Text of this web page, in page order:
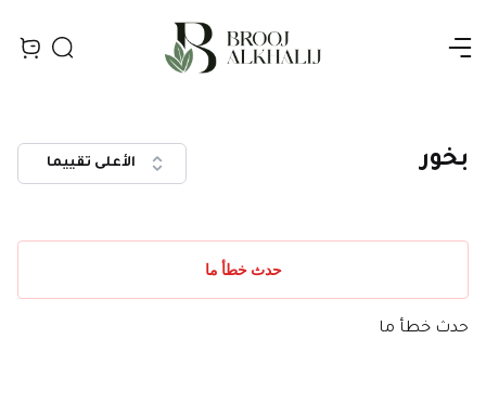
Open menu
Search
bag
بخور الأعلى تقييما
حدث خطأ ما
حدث خطأ ما